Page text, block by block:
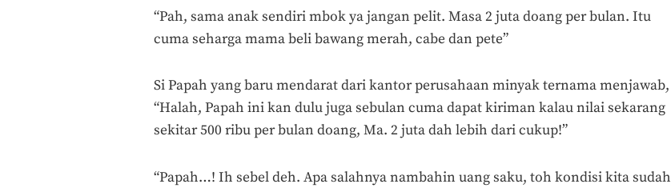
“Pah, sama anak sendiri mbok ya jangan pelit. Masa 2 juta doang per bulan. Itu
cuma seharga mama beli bawang merah, cabe dan pete”
Si Papah yang baru mendarat dari kantor perusahaan minyak ternama menjawab,
“Halah, Papah ini kan dulu juga sebulan cuma dapat kiriman kalau nilai sekarang
sekitar 500 ribu per bulan doang, Ma. 2 juta dah lebih dari cukup!”
“Papah…! Ih sebel deh. Apa salahnya nambahin uang saku, toh kondisi kita sudah